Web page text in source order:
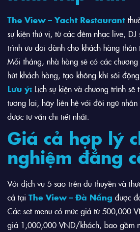
The View – Yacht Restaurant
sự kiện thú vị, từ các đêm nhạc live, DJ
trình ưu đãi dành cho khách hàng thân
Mỗi tháng, nhà hàng sẽ có các
hút khách hàng, tạo không khí sôi
Lưu ý: Lịch sự kiện và chương trình
tương lai, hãy liên hệ với đội ngũ nhân
được tư vấn chi tiết nhất.
Giá cả hợp lý
nghiệm đẳng
Với dịch vụ 5 sao trên du thuyền và
cả tại The View – Đà Nẵng được
Các set menu có mức giá từ 500,000
giá 1,000,000 VND/khách, bao gồm